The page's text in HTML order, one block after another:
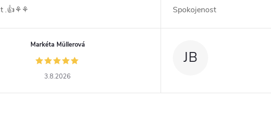
.👍⚘️⚘️ Spokojenost
Markéta Müllerová
3.8.2026
JB